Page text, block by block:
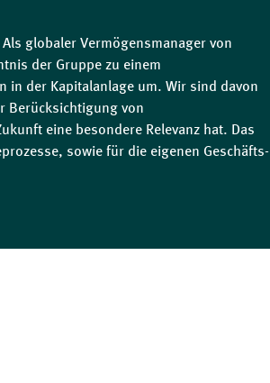
globaler Vermögensmanager von
der Gruppe zu einem
in der Kapitalanlage um. Wir sind davon
Berücksichtigung von
eine besondere Relevanz hat. Das
sowie für die eigenen Geschäfts-